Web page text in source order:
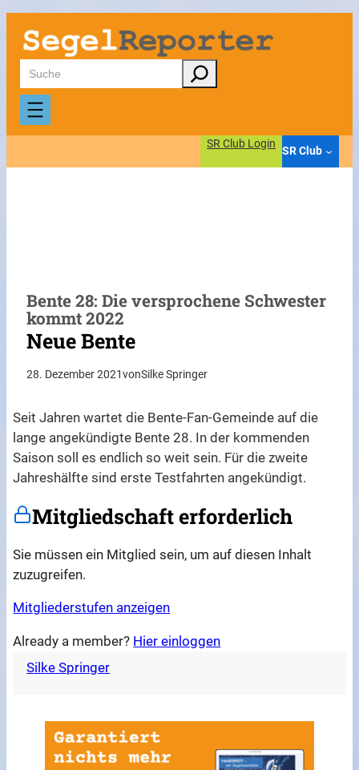
Zum
Inhalt
springen
Suchen
SR Club Login
SR Club
Bente 28: Die versprochene Schwester
kommt 2022
Neue Bente
28. Dezember 2021vonSilke Springer
Seit Jahren wartet die Bente-Fan-Gemeinde auf die
lange angekündigte Bente 28. In der kommenden
Saison soll es endlich so weit sein. Für die zweite
Jahreshälfte sind erste Testfahrten angekündigt.
Mitgliedschaft erforderlich
Sie müssen ein Mitglied sein, um auf diesen Inhalt
zuzugreifen.
Mitgliederstufen anzeigen
Already a member? Hier einloggen
Silke Springer